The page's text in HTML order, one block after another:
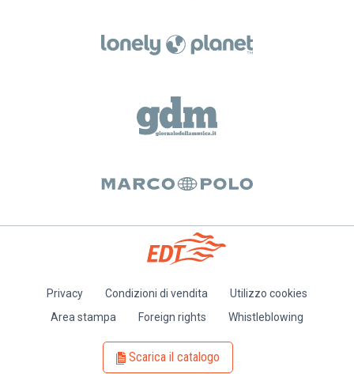
Privacy Condizioni di vendita
Utilizzo cookies
Area stampa
Foreign rights Whistleblowing
Scarica il catalogo